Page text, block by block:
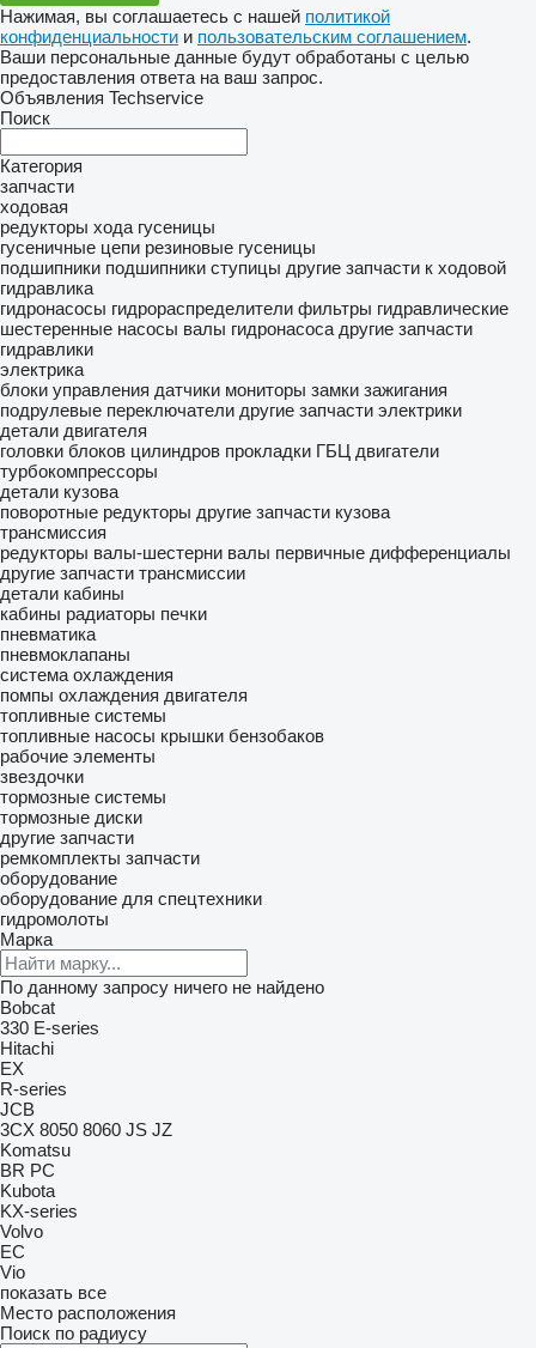
Нажимая, вы соглашаетесь с нашей политикой
конфиденциальности и пользовательским соглашением.
Ваши персональные данные будут обработаны с целью
предоставления ответа на ваш запрос.
Объявления Techservice
Поиск
Категория
запчасти
ходовая
редукторы хода гусеницы
гусеничные цепи резиновые гусеницы
подшипники подшипники ступицы другие запчасти к ходовой
гидравлика
гидронасосы гидрораспределители фильтры гидравлические
шестеренные насосы валы гидронасоса другие запчасти
гидравлики
электрика
блоки управления датчики мониторы замки зажигания
подрулевые переключатели другие запчасти электрики
детали двигателя
головки блоков цилиндров прокладки ГБЦ двигатели
турбокомпрессоры
детали кузова
поворотные редукторы другие запчасти кузова
трансмиссия
редукторы валы-шестерни валы первичные дифференциалы
другие запчасти трансмиссии
детали кабины
кабины радиаторы печки
пневматика
пневмоклапаны
система охлаждения
помпы охлаждения двигателя
топливные системы
топливные насосы крышки бензобаков
рабочие элементы
звездочки
тормозные системы
тормозные диски
другие запчасти
ремкомплекты запчасти
оборудование
оборудование для спецтехники
гидромолоты
Марка
По данному запросу ничего не найдено
Bobcat
330 E-series
Hitachi
EX
R-series
JCB
3CX 8050 8060 JS JZ
Komatsu
BR PC
Kubota
KX-series
Volvo
EC
Vio
показать все
Место расположения
Поиск по радиусу